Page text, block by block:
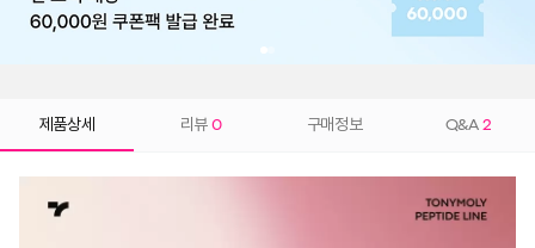
제품상세 리뷰 0 구매정보 Q&A 2